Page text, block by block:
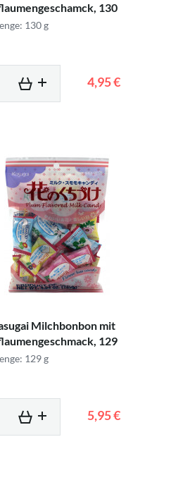
130
130 g
4,95 €
Milchbonbon mit
129
129 g
5,95 €